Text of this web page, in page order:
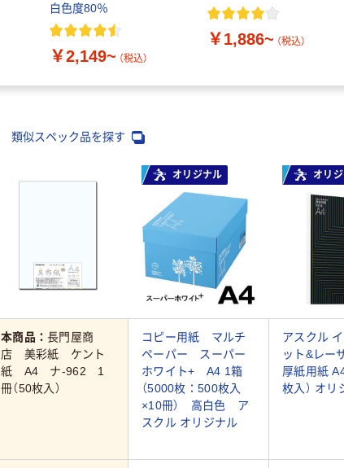
白色度80％
￥2,149~ （税込）
￥1,886~ （税込）
類似スペック品を探す
オリジナル オリ
本商品：長門屋商
店 美彩紙 ケント
紙 A4 ナ-962 1
冊（50枚入）
コピー用紙 マルチ
ペーパー スーパー
ホワイト+ A4 1箱
（5000枚：500枚入
×10冊） 高白色 ア
スクル オリジナル
アスクル
ット&レー
厚紙用紙
枚入） オリ